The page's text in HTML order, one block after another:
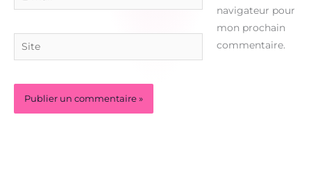
mail*
Site
navigateur pour
mon prochain
commentaire.